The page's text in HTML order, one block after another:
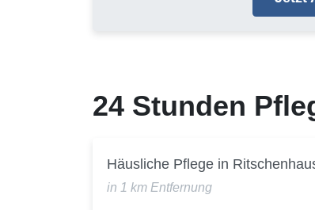
24 Stunden
Häusliche Pflege in
in 1 km Entfernung